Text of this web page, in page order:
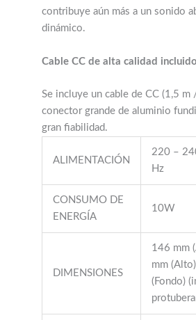
contribuye aún más a un sonido
dinámico.
Cable CC de alta calidad incluido
Se incluye un cable de CC (1,5 m
conector grande de aluminio
gran fiabilidad.
ALIMENTACIÓN
220 –
Hz
CONSUMO DE
ENERGÍA
10W
DIMENSIONES
146 mm
mm
(Fondo)